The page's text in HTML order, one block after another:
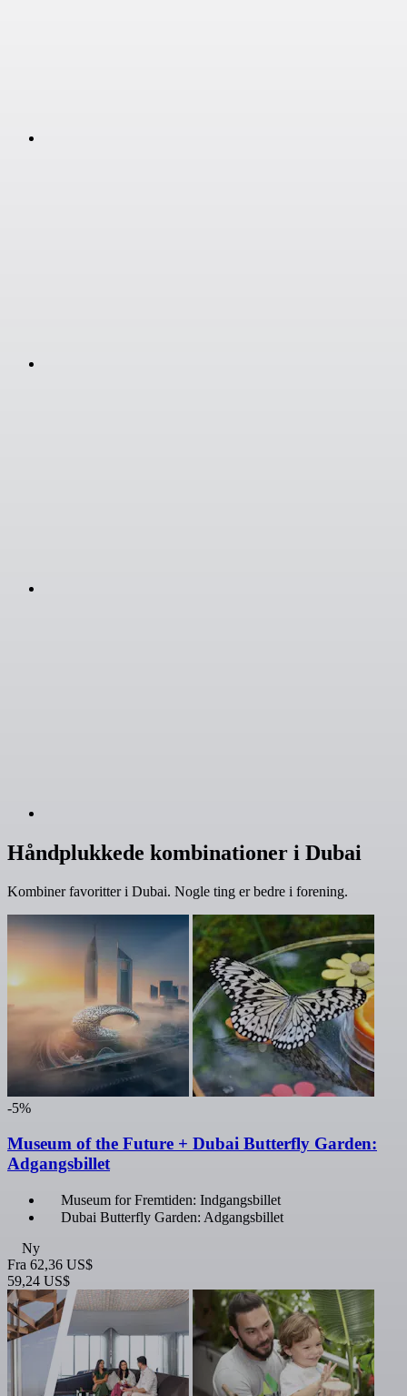
Håndplukkede kombinationer i Dubai
Kombiner favoritter i Dubai. Nogle ting er bedre i forening.
-5%
Museum of the Future + Dubai Butterfly Garden:
Adgangsbillet
Museum for Fremtiden: Indgangsbillet
Dubai Butterfly Garden: Adgangsbillet
Ny
Fra 62,36 US$
59,24 US$